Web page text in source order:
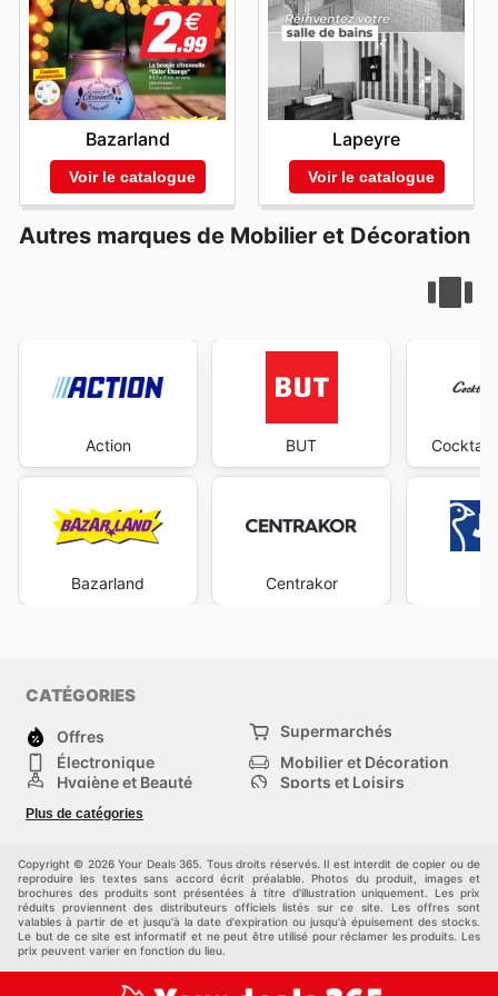
Bazarland
Voir le catalogue
Lapeyre
Voir le catalogue
Autres marques de Mobilier et Décoration
Action
Bazarland
BUT
Centrakor
Cocktail
CATÉGORIES
Offres
Supermarchés
Électronique
Mobilier et Décoration
Hygiène et Beauté
Sports et Loisirs
Mode
Animalerie
maison
Plus de catégories
Copyright © 2026 Your Deals 365. Tous droits réservés. Il est interdit de copier ou de
reproduire les textes sans accord écrit préalable. Photos du produit, images et
brochures des produits sont présentées à titre d'illustration uniquement. Les prix
réduits proviennent des distributeurs officiels listés sur ce site. Les offres sont
valables à partir de et jusqu'à la date d'expiration ou jusqu'à épuisement des stocks.
Le but de ce site est informatif et ne peut être utilisé pour réclamer les produits. Les
prix peuvent varier en fonction du lieu.